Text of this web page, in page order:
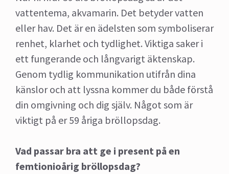
vattentema, akvamarin. Det betyder vatten
eller hav. Det är en ädelsten som symboliserar
renhet, klarhet och tydlighet. Viktiga saker i
ett fungerande och långvarigt äktenskap.
Genom tydlig kommunikation utifrån dina
känslor och att lyssna kommer du både förstå
din omgivning och dig själv. Något som är
viktigt på er 59 åriga bröllopsdag.
Vad passar bra att ge i present på en
femtionioårig bröllopsdag?